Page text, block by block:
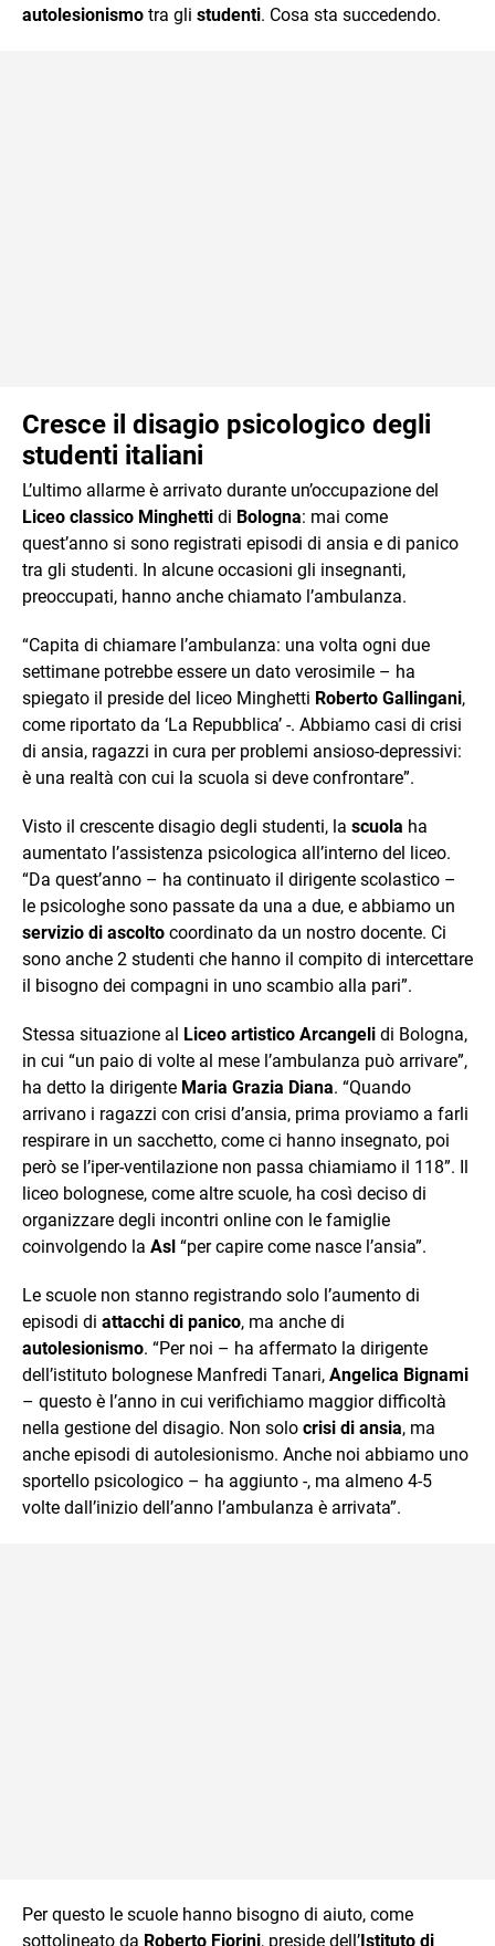
autolesionismo tra gli studenti. Cosa sta succedendo.
Cresce il disagio psicologico degli
studenti italiani
L’ultimo allarme è arrivato durante un’occupazione del
Liceo classico Minghetti di Bologna: mai come
quest’anno si sono registrati episodi di ansia e di panico
tra gli studenti. In alcune occasioni gli insegnanti,
preoccupati, hanno anche chiamato l’ambulanza.
“Capita di chiamare l’ambulanza: una volta ogni due
settimane potrebbe essere un dato verosimile – ha
spiegato il preside del liceo Minghetti Roberto Gallingani,
come riportato da ‘La Repubblica’ -. Abbiamo casi di crisi
di ansia, ragazzi in cura per problemi ansioso-depressivi:
è una realtà con cui la scuola si deve confrontare”.
Visto il crescente disagio degli studenti, la scuola ha
aumentato l’assistenza psicologica all’interno del liceo.
“Da quest’anno – ha continuato il dirigente scolastico –
le psicologhe sono passate da una a due, e abbiamo un
servizio di ascolto coordinato da un nostro docente. Ci
sono anche 2 studenti che hanno il compito di intercettare
il bisogno dei compagni in uno scambio alla pari”.
Stessa situazione al Liceo artistico Arcangeli di Bologna,
in cui “un paio di volte al mese l’ambulanza può arrivare”,
ha detto la dirigente Maria Grazia Diana. “Quando
arrivano i ragazzi con crisi d’ansia, prima proviamo a farli
respirare in un sacchetto, come ci hanno insegnato, poi
però se l’iper-ventilazione non passa chiamiamo il 118”. Il
liceo bolognese, come altre scuole, ha così deciso di
organizzare degli incontri online con le famiglie
coinvolgendo la Asl “per capire come nasce l’ansia”.
Le scuole non stanno registrando solo l’aumento di
episodi di attacchi di panico, ma anche di
autolesionismo. “Per noi – ha affermato la dirigente
dell’istituto bolognese Manfredi Tanari, Angelica Bignami
– questo è l’anno in cui verifichiamo maggior difficoltà
nella gestione del disagio. Non solo crisi di ansia, ma
anche episodi di autolesionismo. Anche noi abbiamo uno
sportello psicologico – ha aggiunto -, ma almeno 4-5
volte dall’inizio dell’anno l’ambulanza è arrivata”.
Per questo le scuole hanno bisogno di aiuto, come
sottolineato da Roberto Fiorini, preside dell’Istituto di